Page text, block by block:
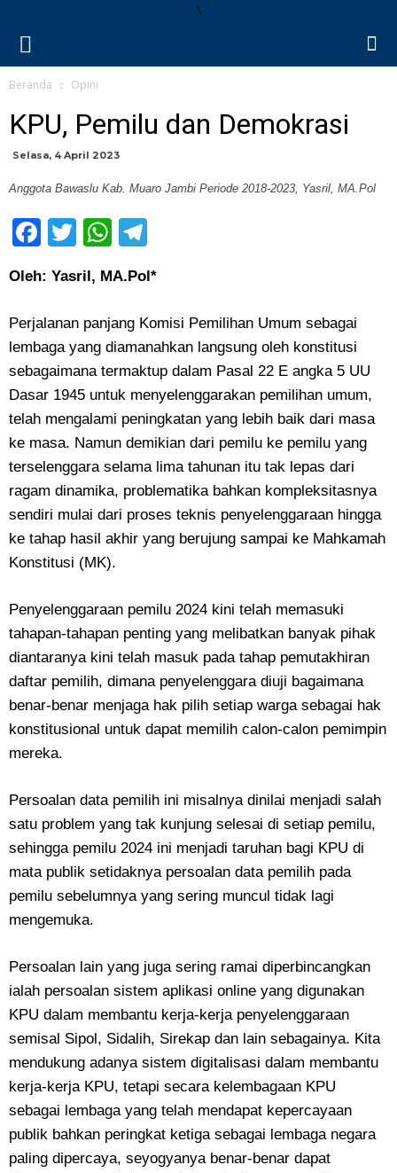
\
Beranda Opini
KPU, Pemilu dan Demokrasi
Selasa, 4 April 2023
Anggota Bawaslu Kab. Muaro Jambi Periode 2018-2023, Yasril, MA.Pol
Facebook
TwitterWhatsApp
Oleh: Yasril, MA.Pol*
Perjalanan panjang Komisi Pemilihan Umum sebagai
lembaga yang diamanahkan langsung oleh konstitusi
sebagaimana termaktup dalam Pasal 22 E angka 5 UU
Dasar 1945 untuk menyelenggarakan pemilihan umum,
telah mengalami peningkatan yang lebih baik dari masa
ke masa. Namun demikian dari pemilu ke pemilu yang
terselenggara selama lima tahunan itu tak lepas dari
ragam dinamika, problematika bahkan kompleksitasnya
sendiri mulai dari proses teknis penyelenggaraan hingga
ke tahap hasil akhir yang berujung sampai ke Mahkamah
Konstitusi (MK).
Penyelenggaraan pemilu 2024 kini telah memasuki
tahapan-tahapan penting yang melibatkan banyak pihak
diantaranya kini telah masuk pada tahap pemutakhiran
daftar pemilih, dimana penyelenggara diuji bagaimana
benar-benar menjaga hak pilih setiap warga sebagai hak
konstitusional untuk dapat memilih calon-calon pemimpin
mereka.
Persoalan data pemilih ini misalnya dinilai menjadi salah
satu problem yang tak kunjung selesai di setiap pemilu,
sehingga pemilu 2024 ini menjadi taruhan bagi KPU di
mata publik setidaknya persoalan data pemilih pada
pemilu sebelumnya yang sering muncul tidak lagi
mengemuka.
Persoalan lain yang juga sering ramai diperbincangkan
ialah persoalan sistem aplikasi online yang digunakan
KPU dalam membantu kerja-kerja penyelenggaraan
semisal Sipol, Sidalih, Sirekap dan lain sebagainya. Kita
mendukung adanya sistem digitalisasi dalam membantu
kerja-kerja KPU, tetapi secara kelembagaan KPU
sebagai lembaga yang telah mendapat kepercayaan
publik bahkan peringkat ketiga sebagai lembaga negara
paling dipercaya, seyogyanya benar-benar dapat